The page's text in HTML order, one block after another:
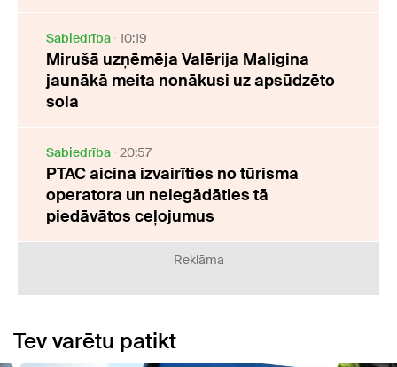
Sabiedrība 10:19
Mirušā uzņēmēja Valērija Maligina
jaunākā meita nonākusi uz apsūdzēto
sola
Sabiedrība 20:57
PTAC aicina izvairīties no tūrisma
operatora un neiegādāties tā
piedāvātos ceļojumus
Reklāma
Tev varētu patikt